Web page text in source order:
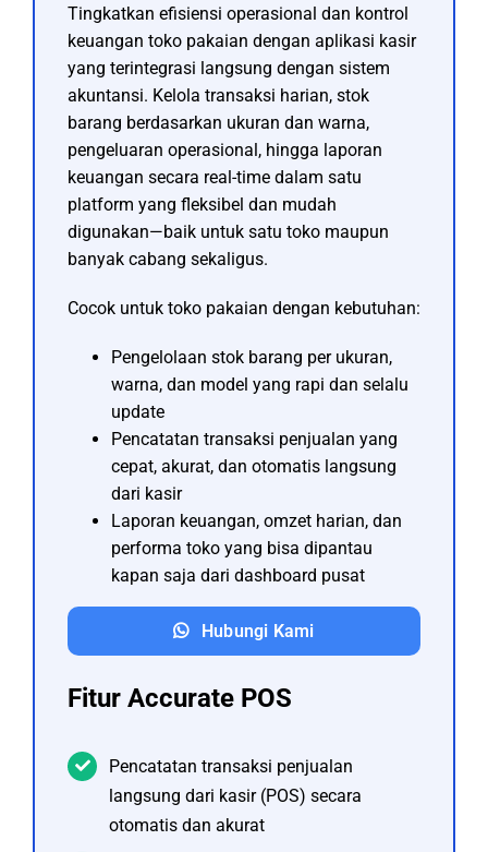
Tingkatkan efisiensi operasional dan kontrol
keuangan toko pakaian dengan aplikasi kasir
yang terintegrasi langsung dengan sistem
akuntansi. Kelola transaksi harian, stok
barang berdasarkan ukuran dan warna,
pengeluaran operasional, hingga laporan
keuangan secara real-time dalam satu
platform yang fleksibel dan mudah
digunakan—baik untuk satu toko maupun
banyak cabang sekaligus.
Cocok untuk toko pakaian dengan kebutuhan:
Pengelolaan stok barang per ukuran,
warna, dan model yang rapi dan selalu
update
Pencatatan transaksi penjualan yang
cepat, akurat, dan otomatis langsung
dari kasir
Laporan keuangan, omzet harian, dan
performa toko yang bisa dipantau
kapan saja dari dashboard pusat
Hubungi Kami
Fitur Accurate POS
Pencatatan transaksi penjualan
langsung dari kasir (POS) secara
otomatis dan akurat